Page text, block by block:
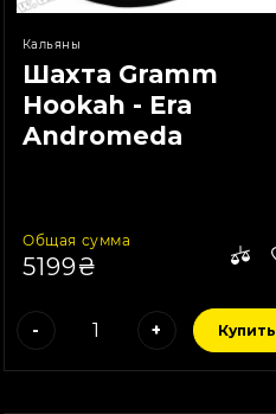
Кальяны
Шахта Gramm
Hookah - Era
Andromeda
Общая сумма
5199₴
- + Купить